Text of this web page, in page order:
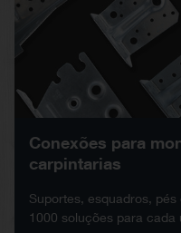
Conexões para
carpintarias
Suportes, esquadros,
1000 soluções para